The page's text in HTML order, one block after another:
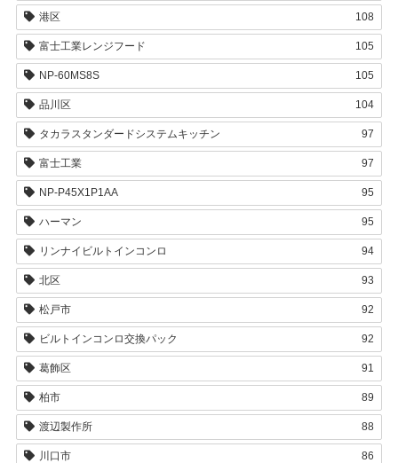
港区 108
富士工業レンジフード 105
NP-60MS8S 105
品川区 104
タカラスタンダードシステムキッチン 97
富士工業 97
NP-P45X1P1AA 95
ハーマン 95
リンナイビルトインコンロ 94
北区 93
松戸市 92
ビルトインコンロ交換パック 92
葛飾区 91
柏市 89
渡辺製作所 88
川口市 86